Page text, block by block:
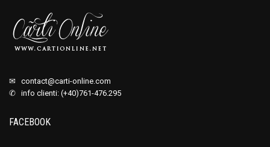
✉ contact@carti-online.com
✆ info clienti: (+40)761-476.295
FACEBOOK